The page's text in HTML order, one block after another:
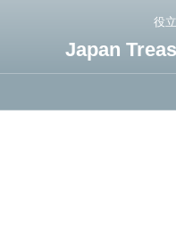
役
Japan